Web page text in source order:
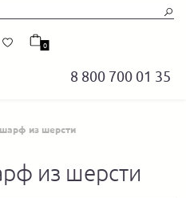
8 800 700 01 35
0
из шерсти
из шерсти